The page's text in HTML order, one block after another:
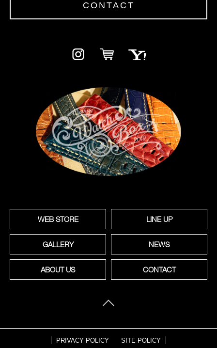
CONTACT
WEB STORE LINE UP
GALLERY NEWS
ABOUT US CONTACT
PRIVACY POLICY SITE POLICY